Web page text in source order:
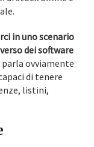
in uno scenario
dei software
parla ovviamente
di tenere
listini,